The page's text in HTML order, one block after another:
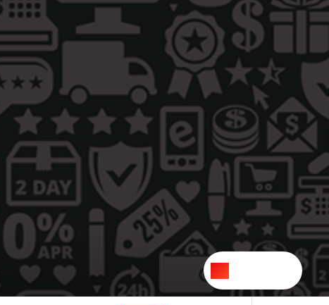
购物车 我的当当